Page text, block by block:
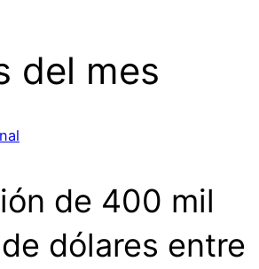
del mes
de 400 mil
dólares entre